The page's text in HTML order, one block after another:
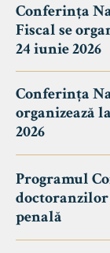
Conferința
Fiscal se
24 iunie 2026
Conferința
organizează
2026
Programul
penală